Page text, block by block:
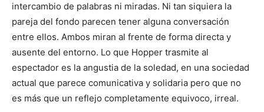
intercambio de palabras ni miradas. Ni tan siquiera la
pareja del fondo parecen tener alguna conversación
entre ellos. Ambos miran al frente de forma directa y
ausente del entorno. Lo que Hopper trasmite al
espectador es la angustia de la soledad, en una sociedad
actual que parece comunicativa y solidaria pero que no
es más que un reflejo completamente equivoco, irreal.